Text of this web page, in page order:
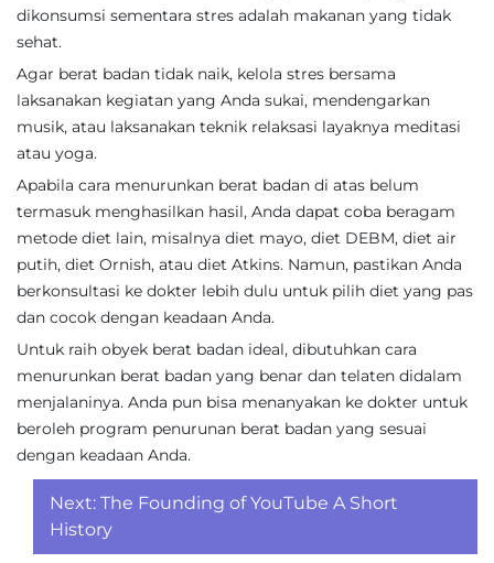
dikonsumsi sementara stres adalah makanan yang tidak
sehat.
Agar berat badan tidak naik, kelola stres bersama
laksanakan kegiatan yang Anda sukai, mendengarkan
musik, atau laksanakan teknik relaksasi layaknya meditasi
atau yoga.
Apabila cara menurunkan berat badan di atas belum
termasuk menghasilkan hasil, Anda dapat coba beragam
metode diet lain, misalnya diet mayo, diet DEBM, diet air
putih, diet Ornish, atau diet Atkins. Namun, pastikan Anda
berkonsultasi ke dokter lebih dulu untuk pilih diet yang pas
dan cocok dengan keadaan Anda.
Untuk raih obyek berat badan ideal, dibutuhkan cara
menurunkan berat badan yang benar dan telaten didalam
menjalaninya. Anda pun bisa menanyakan ke dokter untuk
beroleh program penurunan berat badan yang sesuai
dengan keadaan Anda.
Post
navigation
Next: The Founding of YouTube A Short
History